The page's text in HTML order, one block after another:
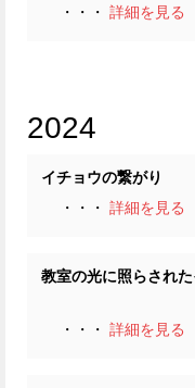
・・・ 詳細を見る
2024
イチョウの繋がり
・・・ 詳細を見る
教室の光に照らされた
・・・ 詳細を見る